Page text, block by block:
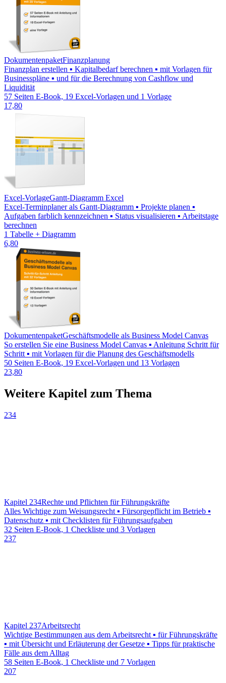
DokumentenpaketFinanzplanung
Finanzplan erstellen ▪ Kapitalbedarf berechnen ▪ mit Vorlagen für
Businesspläne ▪ und für die Berechnung von Cashflow und
Liquidität
57 Seiten E-Book, 19 Excel-Vorlagen und 1 Vorlage
17,80
Excel-VorlageGantt-Diagramm Excel
Excel-Terminplaner als Gantt-Diagramm ▪ Projekte planen ▪
Aufgaben farblich kennzeichnen ▪ Status visualisieren ▪ Arbeitstage
berechnen
1 Tabelle + Diagramm
6,80
DokumentenpaketGeschäftsmodelle als Business Model Canvas
So erstellen Sie eine Business Model Canvas ▪ Anleitung Schritt für
Schritt ▪ mit Vorlagen für die Planung des Geschäftsmodells
50 Seiten E-Book, 19 Excel-Vorlagen und 13 Vorlagen
23,80
Weitere Kapitel zum Thema
234
Kapitel 234Rechte und Pflichten für Führungskräfte
Alles Wichtige zum Weisungsrecht ▪ Fürsorgepflicht im Betrieb ▪
Datenschutz ▪ mit Checklisten für Führungsaufgaben
32 Seiten E-Book, 1 Checkliste und 3 Vorlagen
237
Kapitel 237Arbeitsrecht
Wichtige Bestimmungen aus dem Arbeitsrecht ▪ für Führungskräfte
▪ mit Übersicht und Erläuterung der Gesetze ▪ Tipps für praktische
Fälle aus dem Alltag
58 Seiten E-Book, 1 Checkliste und 7 Vorlagen
207